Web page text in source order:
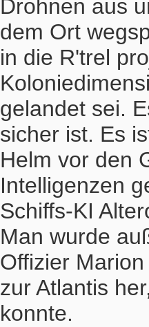
Drohnen aus
dem Ort
in die R'trel
gelandet sei.
sicher ist. Es
Helm vor den
Intelligenzen
Schiffs-KI
Man wurde
Offizier
zur Atlantis
konnte.